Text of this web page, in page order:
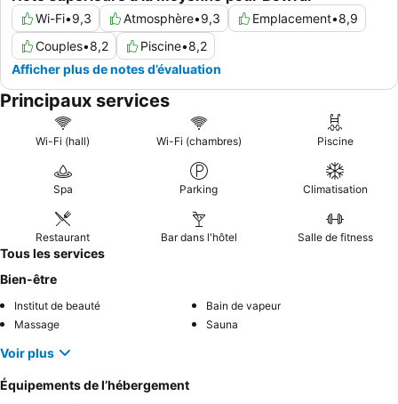
Wi-Fi•9,3 Atmosphère•9,3 Emplacement•8,9
Couples•8,2 Piscine•8,2
Afficher plus de notes d’évaluation
Principaux services
Wi-Fi (hall) Wi-Fi (chambres) Piscine
Spa Parking Climatisation
Restaurant Bar dans l'hôtel Salle de fitness
Tous les services
Bien-être
Institut de beauté
Bain de vapeur
Massage
Sauna
Voir plus
Équipements de l’hébergement